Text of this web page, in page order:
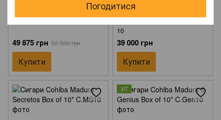
Погодитися
49 875 грн 52 500 грн
Купити
10
39 000 грн
Купити
ХІТ